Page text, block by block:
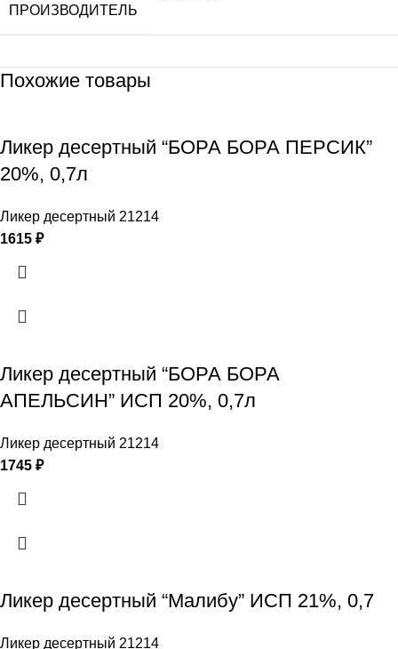
ПРОИЗВОДИТЕЛЬ
Похожие товары
Ликер десертный “БОРА БОРА ПЕРСИК”
20%, 0,7л
Ликер десертный 21214
1615 ₽
Ликер десертный “БОРА БОРА
АПЕЛЬСИН” ИСП 20%, 0,7л
Ликер десертный 21214
1745 ₽
Ликер десертный “Малибу” ИСП 21%, 0,7
Ликер десертный 21214